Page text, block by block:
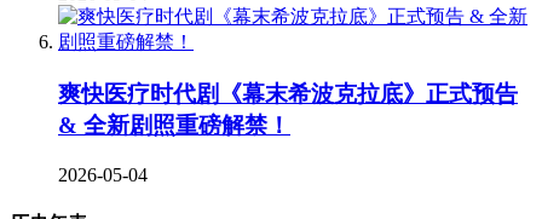
爽快医疗时代剧《幕末希波克拉底》正式预告
& 全新剧照重磅解禁！
2026-05-04